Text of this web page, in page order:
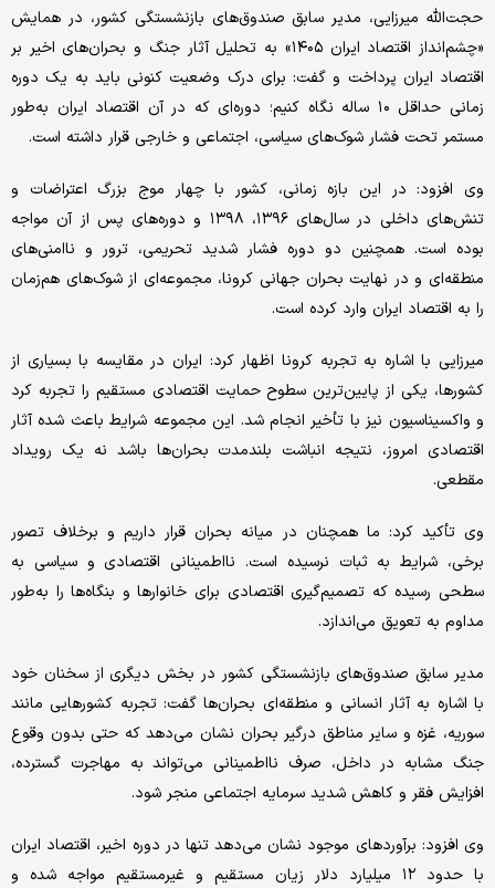
حجت‌الله میرزایی، مدیر سابق صندوق‌های بازنشستگی کشور، در همایش
«چشم‌انداز اقتصاد ایران ۱۴۰۵» به تحلیل آثار جنگ و بحران‌های اخیر بر
اقتصاد ایران پرداخت و گفت: برای درک وضعیت کنونی باید به یک دوره
زمانی حداقل ۱۰ ساله نگاه کنیم؛ دوره‌ای که در آن اقتصاد ایران به‌طور
مستمر تحت فشار شوک‌های سیاسی، اجتماعی و خارجی قرار داشته است.
وی افزود: در این بازه زمانی، کشور با چهار موج بزرگ اعتراضات و
تنش‌های داخلی در سال‌های ۱۳۹۶، ۱۳۹۸ و دوره‌های پس از آن مواجه
بوده است. همچنین دو دوره فشار شدید تحریمی، ترور و ناامنی‌های
منطقه‌ای و در نهایت بحران جهانی کرونا، مجموعه‌ای از شوک‌های هم‌زمان
را به اقتصاد ایران وارد کرده است.
میرزایی با اشاره به تجربه کرونا اظهار کرد: ایران در مقایسه با بسیاری از
کشورها، یکی از پایین‌ترین سطوح حمایت اقتصادی مستقیم را تجربه کرد
و واکسیناسیون نیز با تأخیر انجام شد. این مجموعه شرایط باعث شده آثار
اقتصادی امروز، نتیجه انباشت بلندمدت بحران‌ها باشد نه یک رویداد
مقطعی.
وی تأکید کرد: ما همچنان در میانه بحران قرار داریم و برخلاف تصور
برخی، شرایط به ثبات نرسیده است. نااطمینانی اقتصادی و سیاسی به
سطحی رسیده که تصمیم‌گیری اقتصادی برای خانوارها و بنگاه‌ها را به‌طور
مداوم به تعویق می‌اندازد.
مدیر سابق صندوق‌های بازنشستگی کشور در بخش دیگری از سخنان خود
با اشاره به آثار انسانی و منطقه‌ای بحران‌ها گفت: تجربه کشورهایی مانند
سوریه، غزه و سایر مناطق درگیر بحران نشان می‌دهد که حتی بدون وقوع
جنگ مشابه در داخل، صرف نااطمینانی می‌تواند به مهاجرت گسترده،
افزایش فقر و کاهش شدید سرمایه اجتماعی منجر شود.
وی افزود: برآوردهای موجود نشان می‌دهد تنها در دوره اخیر، اقتصاد ایران
با حدود ۱۲ میلیارد دلار زیان مستقیم و غیرمستقیم مواجه شده و